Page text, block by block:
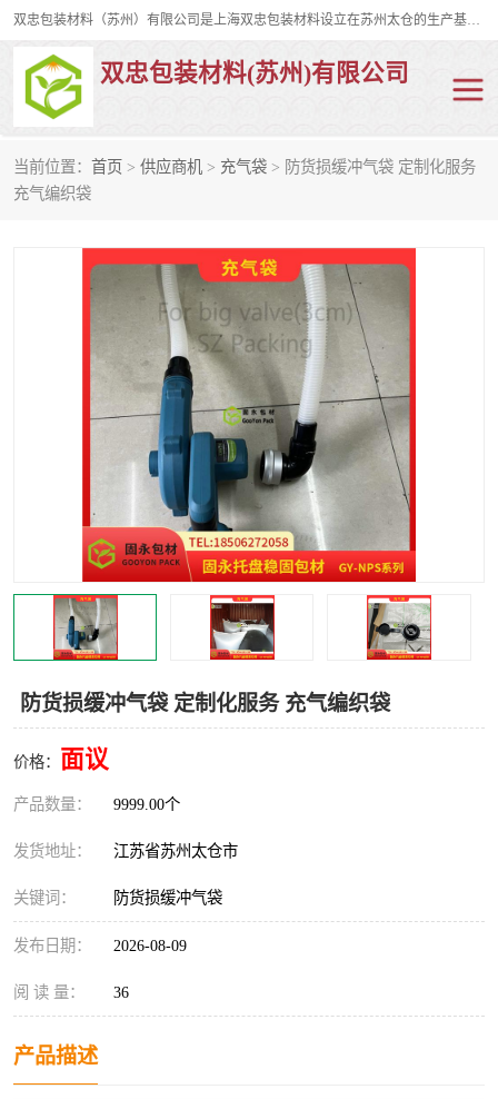
双忠包装材料（苏州）有限公司是上海双忠包装材料设立在苏州太仓的生产基地，占地约2万平米，产品主要有打孔缠绕膜，拉伸蜂窝纸，集装箱充气袋，滑托板，打包带，裹包网兜，防滑纸等箱体和托盘的运输和保护性包材。固永包材®，GooYon Pack®，是我们保护性包装材料的专属品牌。
双忠包装材料(苏州)有限公司
当前位置： 首页 > 供应商机 > 充气袋 > 防货损缓冲气袋 定制化服务
充气编织袋
防货损缓冲气袋 定制化服务 充气编织袋
价格： 面议
产品数量： 9999.00个
发货地址： 江苏省苏州太仓市
关键词： 防货损缓冲气袋
发布日期： 2026-08-09
阅 读 量： 36
产品描述
打孔缠绕膜
裹包网兜 纤维打包带
充气袋
缠绕膜
托盘裹包网兜
托盘捆绑带